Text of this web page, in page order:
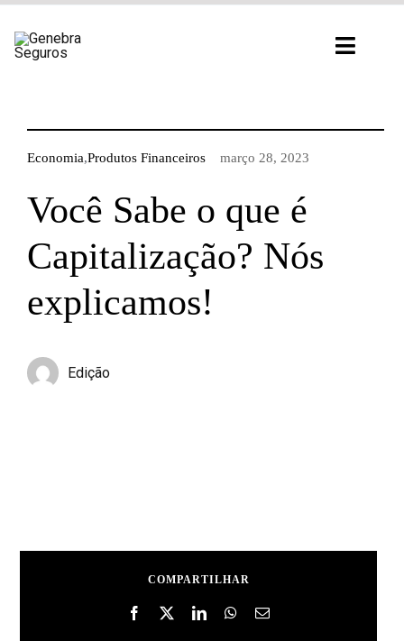
para
Economia,Produtos Financeiros março 28, 2023
Você Sabe o que é
Capitalização? Nós
explicamos!
Edição
COMPARTILHAR